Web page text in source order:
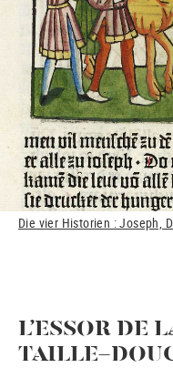
Die vier Historien : Joseph,
L’ESSOR DE
TAILLE-